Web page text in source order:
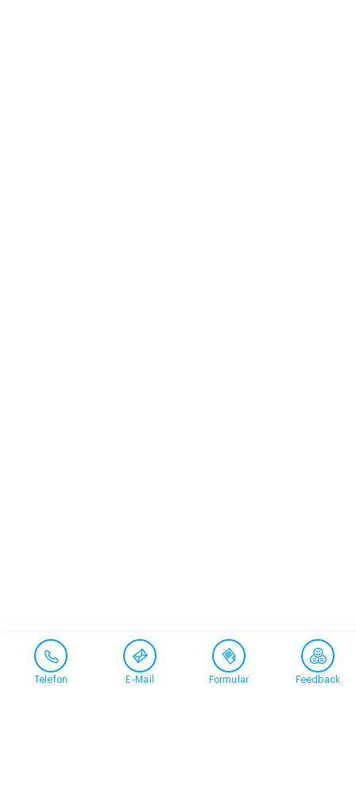
Telefon E-Mail Formular Feedback